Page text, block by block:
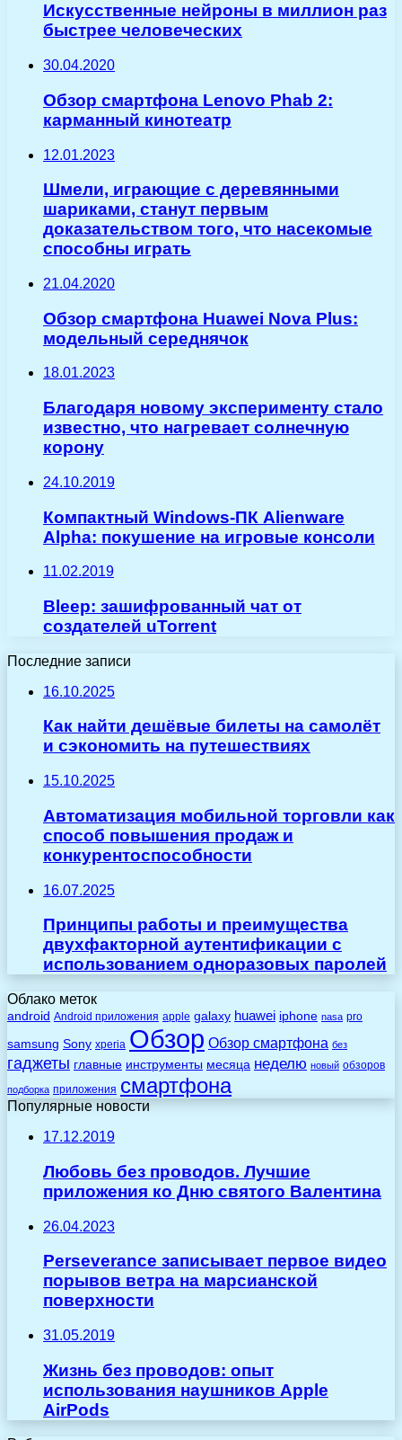
Искусственные нейроны в миллион раз
быстрее человеческих
30.04.2020
Обзор смартфона Lenovo Phab 2:
карманный кинотеатр
12.01.2023
Шмели, играющие с деревянными
шариками, станут первым
доказательством того, что насекомые
способны играть
21.04.2020
Обзор смартфона Huawei Nova Plus:
модельный середнячок
18.01.2023
Благодаря новому эксперименту стало
известно, что нагревает солнечную
корону
24.10.2019
Компактный Windows-ПК Alienware
Alpha: покушение на игровые консоли
11.02.2019
Bleep: зашифрованный чат от
создателей uTorrent
Последние записи
16.10.2025
Как найти дешёвые билеты на самолёт
и сэкономить на путешествиях
15.10.2025
Автоматизация мобильной торговли как
способ повышения продаж и
конкурентоспособности
16.07.2025
Принципы работы и преимущества
двухфакторной аутентификации с
использованием одноразовых паролей
Облако меток
android Android приложения apple galaxy huawei iphone nasa pro
samsung Sony xperia Обзор Обзор смартфона без
гаджеты главные инструменты месяца неделю новый обзоров
подборка приложения смартфона
Популярные новости
17.12.2019
Любовь без проводов. Лучшие
приложения ко Дню святого Валентина
26.04.2023
Perseverance записывает первое видео
порывов ветра на марсианской
поверхности
31.05.2019
Жизнь без проводов: опыт
использования наушников Apple
AirPods